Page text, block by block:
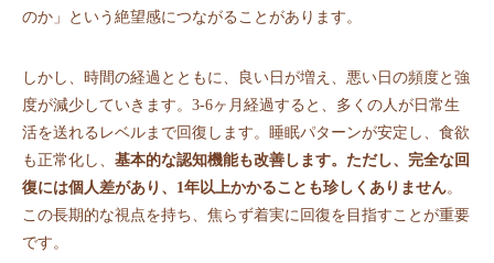
のか」という絶望感につながることがあります。
しかし、時間の経過とともに、良い日が増え、悪い日の頻度と強
度が減少していきます。3-6ヶ月経過すると、多くの人が日常生
活を送れるレベルまで回復します。睡眠パターンが安定し、食欲
も正常化し、 基本的な認知機能も改善します。ただし、完全な回
復には個人差があり、1年以上かかることも珍しくありません。
この長期的な視点を持ち、焦らず着実に回復を目指すことが重要
です。